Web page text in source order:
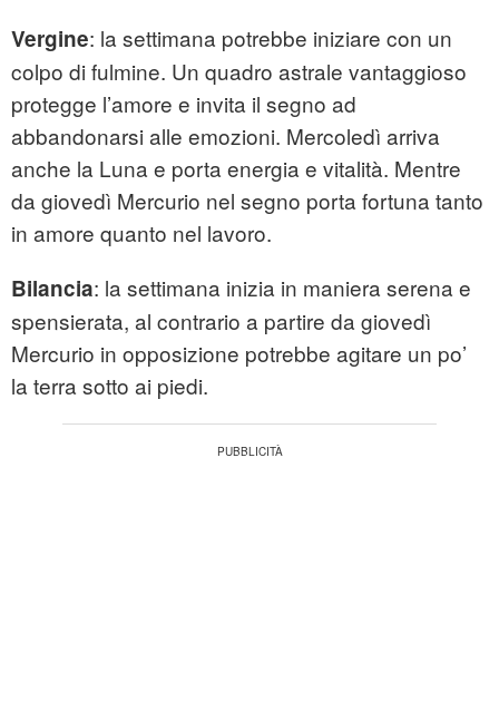
Vergine: la settimana potrebbe iniziare con un
colpo di fulmine. Un quadro astrale vantaggioso
protegge l’amore e invita il segno ad
abbandonarsi alle emozioni. Mercoledì arriva
anche la Luna e porta energia e vitalità. Mentre
da giovedì Mercurio nel segno porta fortuna tanto
in amore quanto nel lavoro.
Bilancia: la settimana inizia in maniera serena e
spensierata, al contrario a partire da giovedì
Mercurio in opposizione potrebbe agitare un po’
la terra sotto ai piedi.